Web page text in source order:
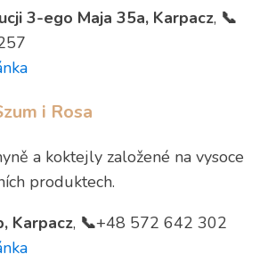
3-ego Maja 35a, Karpacz, 📞
i Rosa
a koktejly založené na vysoce
produktech.
Karpacz, 📞+48 572 642 302